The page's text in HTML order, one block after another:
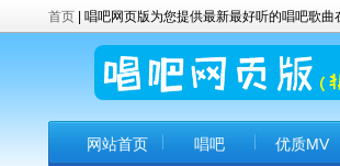
首页 | 唱吧网页版为您提供最新最好听的唱吧歌
网站首页 唱吧 优质MV